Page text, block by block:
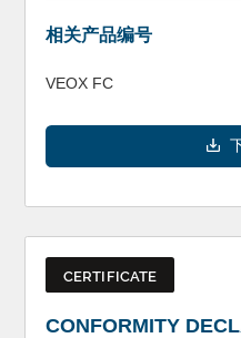
相关产品编号
VEOX FC
CERTIFICATE
CONFORMITY